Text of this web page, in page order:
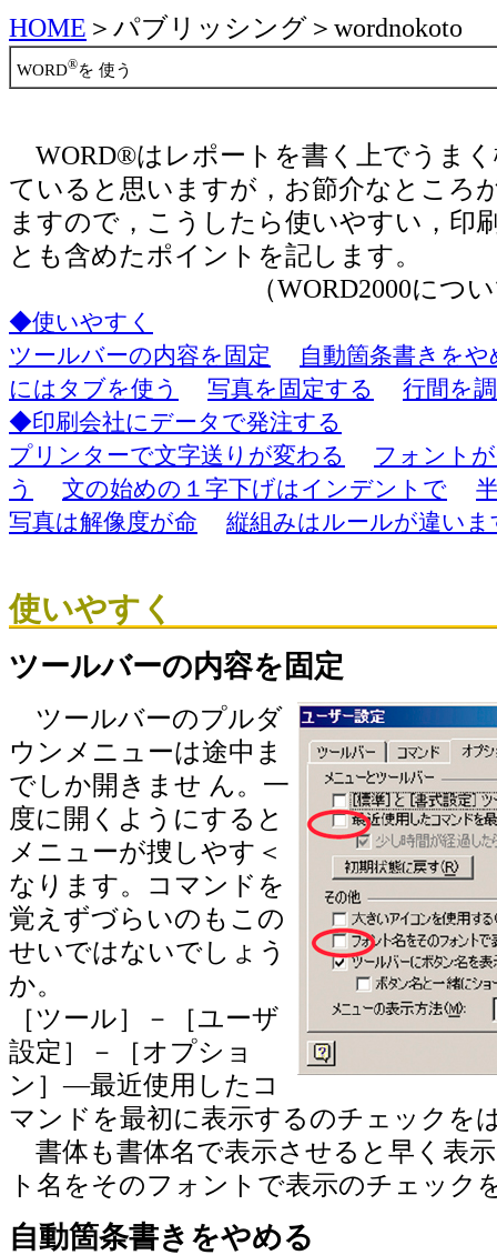
HOME ＞パブリッシング＞wordnokoto
WORD®を 使う
WORD®はレポートを書く上でうま
ていると思いますが，お節介なところ
ますので，こうしたら使いやすい，印
とも含めたポイントを記します。
（WORD2000につ
◆使いやすく
ツールバーの内容を固定
自動箇条書きをや
にはタブを使う
写真を固定する
行間を
◆印刷会社にデータで発注する
プリンターで文字送りが変わる
フォント
う
文の始めの１字下げはインデントで
写真は解像度が命
縦組みはルールが違いま
使いやすく
ツールバーの内容を固定
ツールバーのプルダ
ウンメニューは途中ま
でしか開きませ ん。一
度に開くようにすると
メニューが捜しやす＜
なります。コマンドを
覚えずづらいのもこの
せいではないでしょう
か。
［ツール］－［ユーザ
設定］－［オプショ
ン］―最近使用したコ
マンドを最初に表示するのチェックを
書体も書体名で表示させると早く表
ト名をそのフォントで表示のチェック
自動箇条書きをやめる